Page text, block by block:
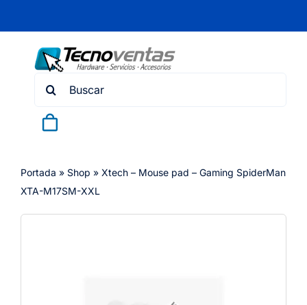
content
Search
Portada » Shop » Xtech – Mouse pad – Gaming SpiderMan
XTA-M17SM-XXL